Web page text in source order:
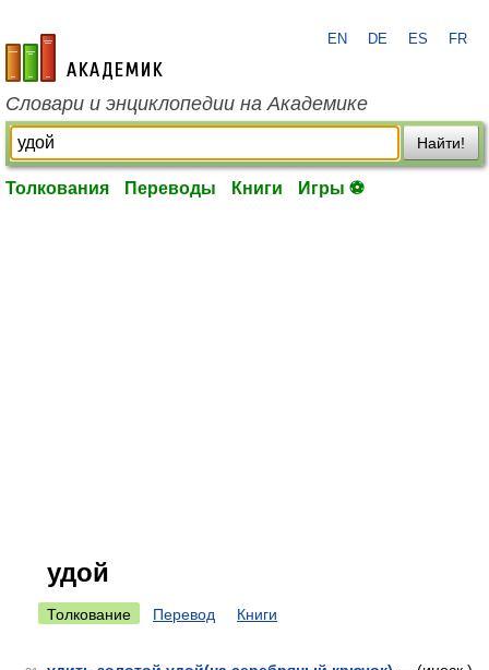
academic.ru
EN DE ES FR
Словари и энциклопедии на Академике
Найти!
Толкования Переводы Книги Игры ⚽
удой
Толкование Перевод Книги